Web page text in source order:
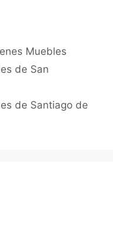
Muebles
de San
de Santiago de